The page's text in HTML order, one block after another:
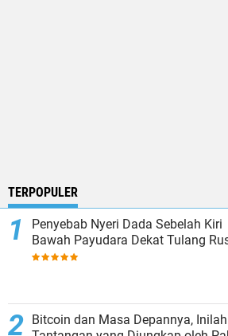
TERPOPULER
Penyebab Nyeri Dada Sebelah Kiri
Bawah Payudara Dekat Tulang
Bitcoin dan Masa Depannya, Inilah